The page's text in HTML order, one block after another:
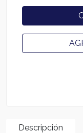
Descripción